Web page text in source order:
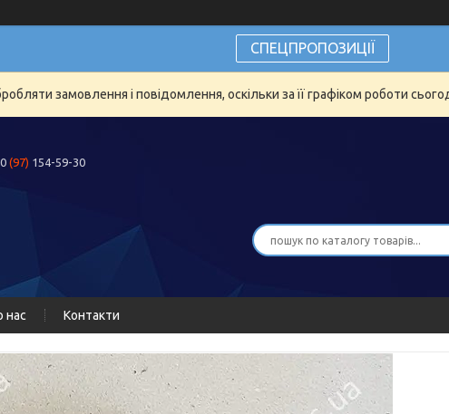
СПЕЦПРОПОЗИЦІЇ
замовлення і повідомлення, оскільки за її графіком роботи
(97) 154-59-30
нас Контакти